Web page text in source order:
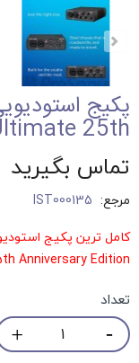
25th
تماس بگیرید
مرجع: IST000135
Anniversary Edition
تعداد